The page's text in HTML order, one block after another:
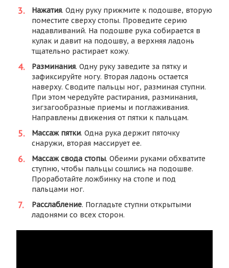
Нажатия. Одну руку прижмите к подошве, вторую
поместите сверху стопы. Проведите серию
надавливаний. На подошве рука собирается в
кулак и давит на подошву, а верхняя ладонь
тщательно растирает кожу.
Разминания. Одну руку заведите за пятку и
зафиксируйте ногу. Вторая ладонь остается
наверху. Сводите пальцы ног, разминая ступни.
При этом чередуйте растирания, разминания,
зигзагообразные приемы и поглаживания.
Направлены движения от пятки к пальцам.
Массаж пятки. Одна рука держит пяточку
снаружи, вторая массирует ее.
Массаж свода стопы. Обеими руками обхватите
ступню, чтобы пальцы сошлись на подошве.
Проработайте ложбинку на стопе и под
пальцами ног.
Расслабление. Погладьте ступни открытыми
ладонями со всех сторон.